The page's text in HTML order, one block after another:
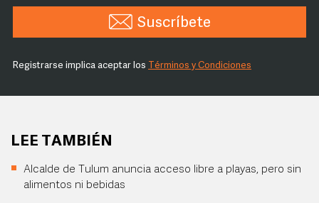
Suscríbete
Registrarse implica aceptar los Términos y Condiciones
LEE TAMBIÉN
Alcalde de Tulum anuncia acceso libre a playas, pero sin
alimentos ni bebidas